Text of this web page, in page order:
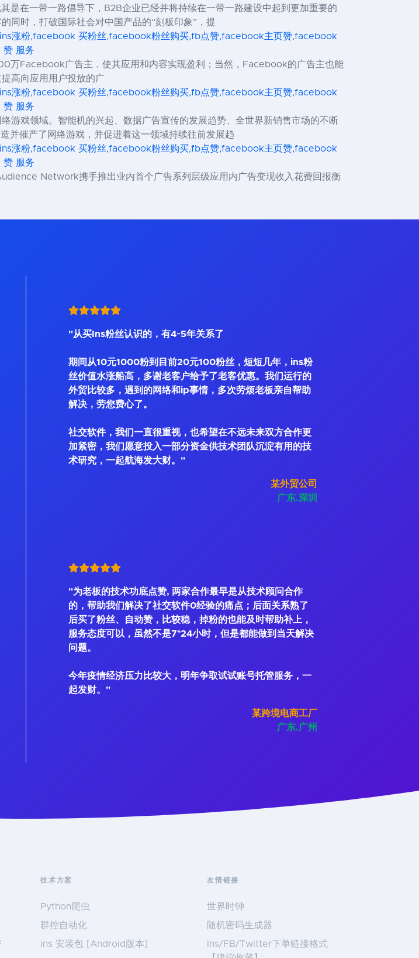
是在一带一路倡导下，B2B企业已经并将持续在一带一路建设中起到更加重要的
同时，打破国际社会对中国产品的“刻板印象”，提
涨粉,facebook 买粉丝,facebook粉丝购买,fb点赞,facebook主页赞,facebook
服务
Facebook广告主，使其应用和内容实现盈利；当然，Facebook的广告主也能
高向应用用户投放的广
涨粉,facebook 买粉丝,facebook粉丝购买,fb点赞,facebook主页赞,facebook
服务
游戏领域。智能机的兴起、数据广告宣传的发展趋势、全世界新销售市场的不断
并催产了网络游戏，并促进着这一领域持续往前发展趋
涨粉,facebook 买粉丝,facebook粉丝购买,fb点赞,facebook主页赞,facebook
服务
Network携手推出业内首个广告系列层级应用内广告变现收入花费回报衡
"从买Ins粉丝认识的，有4~5年关系了
期间从10元1000粉到目前20元100粉丝，短短几年，ins粉
丝价值水涨船高，多谢老客户给予了老客优惠。我们运行的
外贸比较多，遇到的网络和ip事情，多次劳烦老板亲自帮助
解决，劳您费心了。
社交软件，我们一直很重视，也希望在不远未来双方合作更
加紧密，我们愿意投入一部分资金供技术团队沉淀有用的技
术研究，一起航海发大财。"
某外贸公司
广东.深圳
"为老板的技术功底点赞, 两家合作最早是从技术顾问合作
的，帮助我们解决了社交软件0经验的痛点；后面关系熟了
后买了粉丝、自动赞，比较稳，掉粉的也能及时帮助补上，
服务态度可以，虽然不是7*24小时，但是都能做到当天解决
问题。
今年疫情经济压力比较大，明年争取试试账号托管服务，一
起发财。"
某跨境电商工厂
广东.广州
技术方案
Python爬虫
群控自动化
ins 安装包 [Android版本]
友情链接
世界时钟
随机密码生成器
Ins/FB/Twitter下单链接格式